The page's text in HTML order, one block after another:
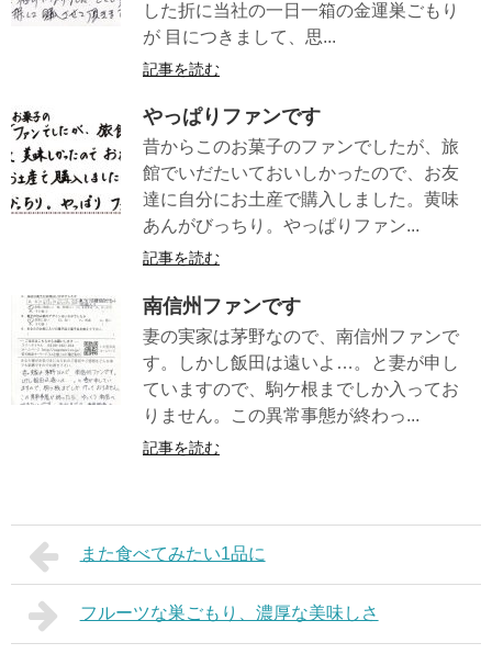
した折に当社の一日一箱の金運巣ごもり
が 目につきまして、思...
記事を読む
やっぱりファンです
昔からこのお菓子のファンでしたが、旅
館でいだたいておいしかったので、お友
達に自分にお土産で購入しました。黄味
あんがびっちり。やっぱりファン...
記事を読む
南信州ファンです
妻の実家は茅野なので、南信州ファンで
す。しかし飯田は遠いよ…。と妻が申し
ていますので、駒ケ根までしか入ってお
りません。この異常事態が終わっ...
記事を読む
また食べてみたい1品に
フルーツな巣ごもり、濃厚な美味しさ